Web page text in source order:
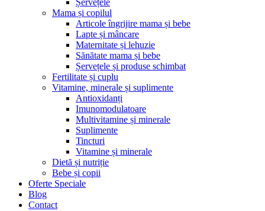
Șervețele
Mama și copilul
Articole îngrijire mama și bebe
Lapte și mâncare
Maternitate și lehuzie
Sănătate mama și bebe
Șervețele și produse schimbat
Fertilitate și cuplu
Vitamine, minerale și suplimente
Antioxidanți
Imunomodulatoare
Multivitamine și minerale
Suplimente
Tincturi
Vitamine și minerale
Dietă și nutriție
Bebe și copii
Oferte Speciale
Blog
Contact